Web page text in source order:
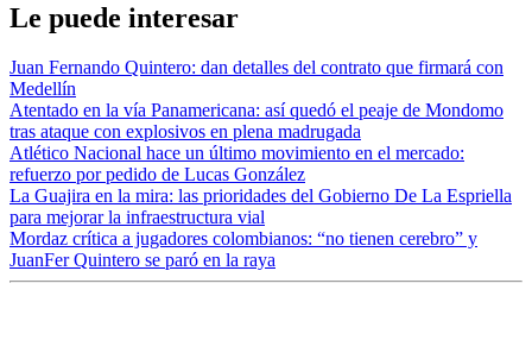
Le puede interesar
Juan Fernando Quintero: dan detalles del contrato que firmará con
Medellín
Atentado en la vía Panamericana: así quedó el peaje de Mondomo
tras ataque con explosivos en plena madrugada
Atlético Nacional hace un último movimiento en el mercado:
refuerzo por pedido de Lucas González
La Guajira en la mira: las prioridades del Gobierno De La Espriella
para mejorar la infraestructura vial
Mordaz crítica a jugadores colombianos: “no tienen cerebro” y
JuanFer Quintero se paró en la raya